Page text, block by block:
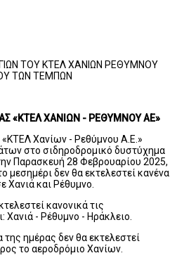
ΤΟΥ ΚΤΕΛ ΧΑΝΙΩΝ ΡΕΘΥΜΝΟΥ
ΤΩΝ ΤΕΜΠΩΝ
«ΚΤΕΛ ΧΑΝΙΩΝ - ΡΕΘΥΜΝΟΥ ΑΕ»
«ΚΤΕΛ Χανίων - Ρεθύμνου Α.Ε.»
στο σιδηροδρομικό δυστύχημα
Παρασκευή 28 Φεβρουαρίου 2025,
μεσημέρι δεν θα εκτελεστεί κανένα
Χανιά και Ρέθυμνο.
κανονικά τις
- Ρέθυμνο - Ηράκλειο.
της ημέρας δεν θα εκτελεστεί
το αεροδρόμιο Χανίων.